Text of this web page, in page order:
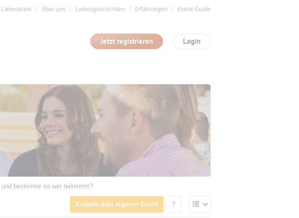
Liebeskram Über uns Liebesgeschichten Erfahrungen Event-Guide
Login
Jetzt registrieren
und bestimme so wer teilnimmt?
Erstelle dein eigenes Event ?